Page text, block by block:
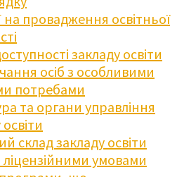
на провадження освітньої
закладу освіти
осіб з особливими
потребами
та органи управління
склад закладу освіти
ліцензійними умовами